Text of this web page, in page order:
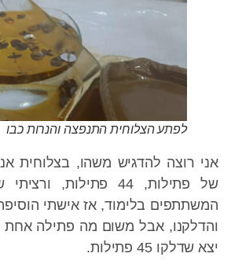
לפתע הצלוחית התנפצה והנרות כבו
אני רוצה להדגיש משהו, בצלוחית
והדלקנו, אבל משום מה פתילה אחת
יצא שדלקו 45 פתילות.